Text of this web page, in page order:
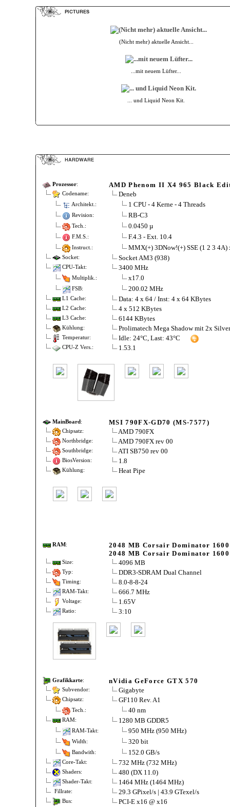
(Nicht mehr) aktuelle Ansicht...
...mit neuem Lüfter...
... und Liquid Neon Kit.
Prozessor: AMD Phenom II X4 965 Black
Codename: Deneb
Architekt.: 1 CPU - 4 Kerne - 4 Threads
Revision: RB-C3
Tech.: 0.0450 µ
F.M.S.: F.4.3 - Ext. 10.4
Instruct.: MMX(+) 3DNow!(+) SSE (1 2 3
Socket: Socket AM3 (938)
CPU-Takt: 3400 MHz
Multiplik.: x17.0
FSB: 200.02 MHz
L1 Cache: Data: 4 x 64 / Inst: 4 x 64 KBytes
L2 Cache: 4 x 512 KBytes
L3 Cache: 6144 KBytes
Kühlung: Prolimatech Mega Shadow mit 2x
Temperatur: Idle: 24°C, Last: 43°C
CPU-Z Vers.: 1.53.1
MainBoard: MSI 790FX-GD70 (MS-7577)
Chipsatz: AMD 790FX
Northbridge: AMD 790FX rev 00
Southbridge: ATI SB750 rev 00
BiosVersion: 1.8
Kühlung: Heat Pipe
RAM:
2048 MB Corsair Dominator
2048 MB Corsair Dominator
Size: 4096 MB
Typ: DDR3-SDRAM Dual Channel
Timing: 8.0-8-8-24
RAM-Takt: 666.7 MHz
Voltage: 1.65V
Ratio: 3:10
Grafikkarte: nVidia GeForce GTX 570
Subvendor: Gigabyte
Chipsatz: GF110 Rev. A1
Tech.: 40 nm
RAM: 1280 MB GDDR5
RAM-Takt: 950 MHz (950 MHz)
Width: 320 bit
Bandwith: 152.0 GB/s
Core-Takt: 732 MHz (732 MHz)
Shaders: 480 (DX 11.0)
Shader-Takt: 1464 MHz (1464 MHz)
Fillrate: 29.3 GPixel/s | 43.9 GTexel/s
Bus: PCI-E x16 @ x16